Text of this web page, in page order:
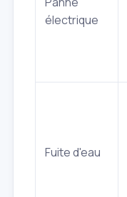
électrique
Fuite d'eau